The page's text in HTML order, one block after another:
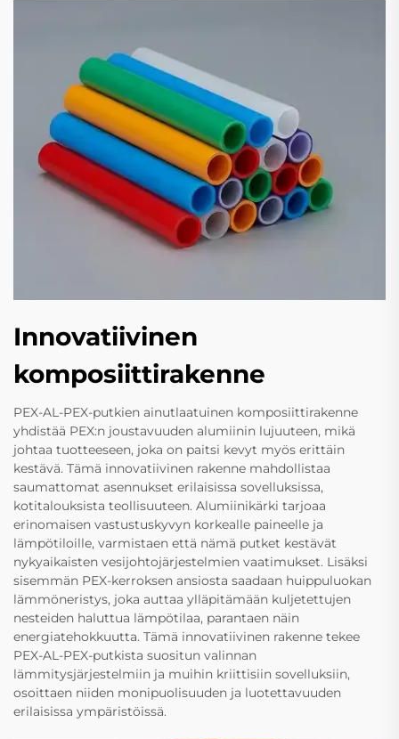
Innovatiivinen
komposiittirakenne
PEX-AL-PEX-putkien ainutlaatuinen komposiittirakenne
yhdistää PEX:n joustavuuden alumiinin lujuuteen, mikä
johtaa tuotteeseen, joka on paitsi kevyt myös erittäin
kestävä. Tämä innovatiivinen rakenne mahdollistaa
saumattomat asennukset erilaisissa sovelluksissa,
kotitalouksista teollisuuteen. Alumiinikärki tarjoaa
erinomaisen vastustuskyvyn korkealle paineelle ja
lämpötiloille, varmistaen että nämä putket kestävät
nykyaikaisten vesijohtojärjestelmien vaatimukset. Lisäksi
sisemmän PEX-kerroksen ansiosta saadaan huippuluokan
lämmöneristys, joka auttaa ylläpitämään kuljetettujen
nesteiden haluttua lämpötilaa, parantaen näin
energiatehokkuutta. Tämä innovatiivinen rakenne tekee
PEX-AL-PEX-putkista suositun valinnan
lämmitysjärjestelmiin ja muihin kriittisiin sovelluksiin,
osoittaen niiden monipuolisuuden ja luotettavuuden
erilaisissa ympäristöissä.